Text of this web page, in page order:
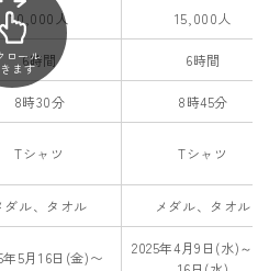
10,000人 15,000人
6時間 6時間
8時30分 8時45分
Tシャツ Tシャツ
ダル、タオル メダル、タオル
年5月16日(金)〜
2025年4月9日(水)～4
ロール
ます